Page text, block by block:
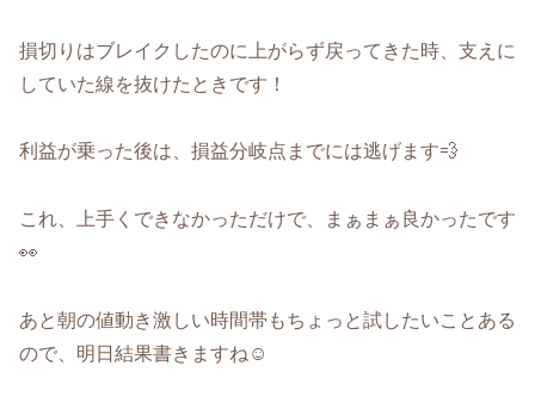
損切りはブレイクしたのに上がらず戻ってきた時、支えに
していた線を抜けたときです！
利益が乗った後は、損益分岐点までには逃げます💨
これ、上手くできなかっただけで、まぁまぁ良かったです
👀
あと朝の値動き激しい時間帯もちょっと試したいことある
ので、明日結果書きますね☺️